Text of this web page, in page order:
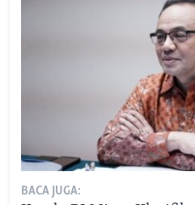
BACA JUGA: